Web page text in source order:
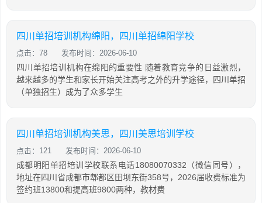
四川单招培训机构绵阳，四川单招绵阳学校
点击：78 发布时间：2026-06-10
四川单招培训机构在绵阳的重要性 随着教育竞争的日益激烈，
越来越多的学生和家长开始关注高考之外的升学途径，四川单招
（单独招生）成为了众多学生
四川单招培训机构美思，四川美思培训学校
点击：121 发布时间：2026-06-10
成都明阳单招培训学校联系电话18080070332（微信同号），
地址在四川省成都市郫都区田坝东街358号，2026届收费标准为
签约班13800和提高班9800两种，教材费